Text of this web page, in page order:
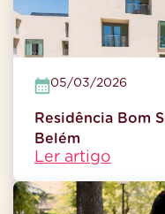
05/03/2026
Residência Bom
Belém
Ler artigo